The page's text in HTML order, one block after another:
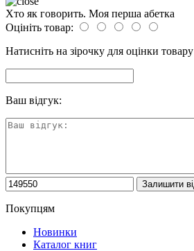
Хто як говорить. Моя перша абетка
Оцініть товар:
Натисніть на зірочку для оцінки товару
Ваш відгук:
Покупцям
Новинки
Каталог книг